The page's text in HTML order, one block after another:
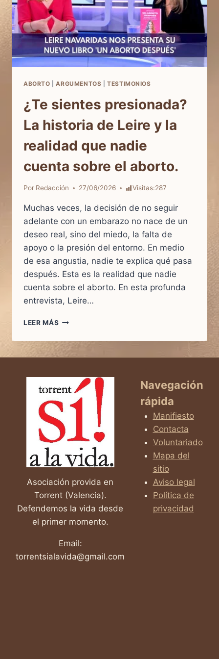
ABORTO |ARGUMENTOS |TESTIMONIOS
¿Te sientes presionada?
La historia de Leire y la
realidad que nadie
cuenta sobre el aborto.
Por Redacción 27/06/2026 Visitas:287
Muchas veces, la decisión de no seguir
adelante con un embarazo no nace de un
deseo real, sino del miedo, la falta de
apoyo o la presión del entorno. En medio
de esa angustia, nadie te explica qué pasa
después. Esta es la realidad que nadie
cuenta sobre el aborto. En esta profunda
entrevista, Leire…
LEER MÁS ¿TE
PRESIONADA?
LA
Y
LA
REALIDAD
QUE
NADIE
CUENTA
SOBRE
EL
Asociación provida en
Torrent (Valencia).
Defendemos la vida desde
el primer momento.
Email:
torrentsialavida@gmail.com
Navegación
rápida
Manifiesto
Contacta
Voluntariado
Mapa del
sitio
Aviso legal
Política de
privacidad